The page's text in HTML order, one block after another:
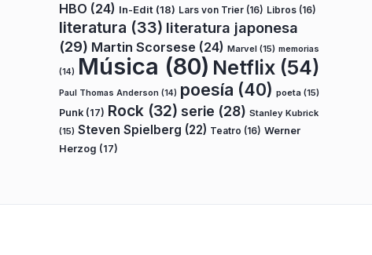
HBO (24) In-Edit (18) Lars von Trier (16) Libros (16)
literatura (33) literatura japonesa
(29) Martin Scorsese (24) Marvel (15) memorias
(14) Música (80) Netflix (54)
Paul Thomas Anderson (14) poesía (40) poeta (15)
Punk (17) Rock (32) serie (28) Stanley Kubrick
(15) Steven Spielberg (22) Teatro (16) Werner
Herzog (17)